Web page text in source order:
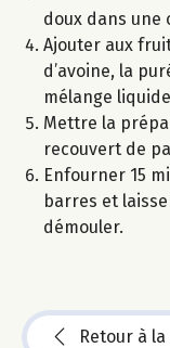
doux dans une
Ajouter aux
d’avoine, la
mélange
Mettre la
recouvert de
Enfourner 15
barres et
démouler.
Retour à